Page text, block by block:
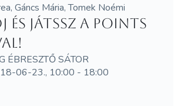
Gáncs Mária, Tomek Noémi
és játssz a Points
ÉBRESZTŐ SÁTOR
06-23., 10:00 - 18:00